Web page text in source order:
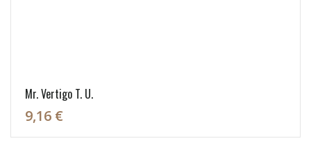
Mr. Vertigo T. U.
9,16 €